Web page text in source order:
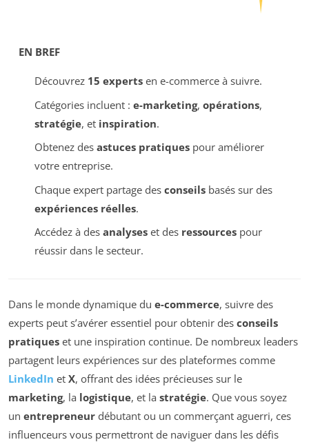
EN BREF
Découvrez 15 expertsen e-commerce à suivre.
Catégories incluent : e-marketing, opérations,
stratégie, et inspiration.
Obtenez des astuces pratiquespour améliorer
votre entreprise.
Chaque expert partage des conseilsbasés sur des
expériences réelles.
Accédez à des analyseset des ressourcespour
réussir dans le secteur.
Dans le monde dynamique du e-commerce, suivre des
experts peut s’avérer essentiel pour obtenir des conseils
pratiques et une inspiration continue. De nombreux leaders
partagent leurs expériences sur des plateformes comme
LinkedIn et X, offrant des idées précieuses sur le
marketing, la logistique, et la stratégie. Que vous soyez
un entrepreneur débutant ou un commerçant aguerri, ces
influenceurs vous permettront de naviguer dans les défis